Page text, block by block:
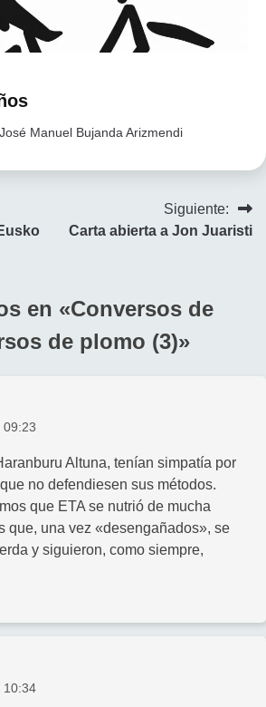
José Manuel Bujanda Arizmendi
Siguiente:
Carta abierta a Jon Juaristi
en «Conversos de
de plomo (3)»
09:23
Altuna, tenían simpatía por
no defendiesen sus métodos.
que ETA se nutrió de mucha
que, una vez «desengañados», se
y siguieron, como siempre,
10:34